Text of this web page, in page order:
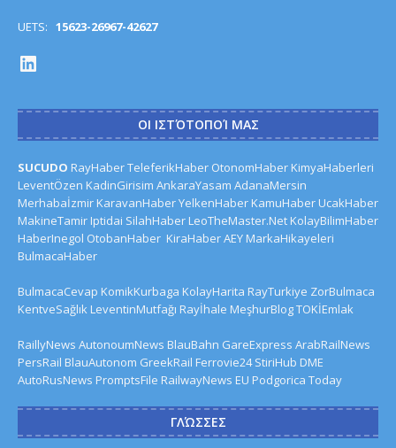
UETS: 15623-26967-42627
ΟΙ ΙΣΤΌΤΟΠΟΊ ΜΑΣ
SUCUDO RayHaberTeleferikHaber OtonomHaber KimyaHaberleri
LeventÖzen KadinGirisim AnkaraYasam AdanaMersin
Merhabaİzmir KaravanHaberYelkenHaber KamuHaber UcakHaber
MakineTamir Iptidai SilahHaber LeoTheMaster.Net KolayBilimHaber
HaberInegol OtobanHaber KiraHaberAEY MarkaHikayeleri
BulmacaHaber
BulmacaCevap KomikKurbaga KolayHarita RayTurkiye ZorBulmaca
KentveSağlık LeventinMutfağı Rayİhale MeşhurBlogTOKİEmlak
RaillyNews AutonoumNews BlauBahn GareExpress ArabRailNews
PersRail BlauAutonom GreekRail Ferrovie24 StiriHub DME
AutoRusNews PromptsFile RailwayNews EU Podgorica Today
ΓΛΏΣΣΕΣ